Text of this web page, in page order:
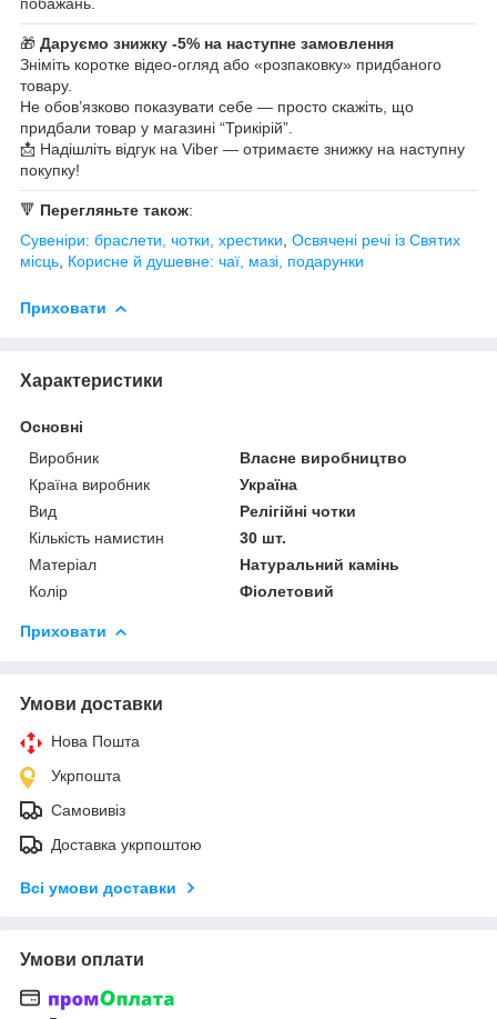
🎁 Даруємо знижку -5% на наступне замовлення
Зніміть коротке відео-огляд або «розпаковку» придбаного
товару.
Не обов’язково показувати себе — просто скажіть, що
придбали товар у магазині “Трикірій”.
📩 Надішліть відгук на Viber — отримаєте знижку на наступну
покупку!
🔻 Перегляньте також:
Сувеніри: браслети, чотки, хрестики Освячені речі із Святих
місць Корисне й душевне: чаї, мазі, подарунки
Приховати
Характеристики
Основні
Виробник
Власне виробництво
Країна виробник
Україна
Вид
Релігійні чотки
Кількість намистин
30 шт.
Матеріал
Натуральний камінь
Колір
Фіолетовий
Приховати
Умови доставки
Нова Пошта
Укрпошта
Самовивіз
Доставка укрпоштою
Всі умови доставки
Умови оплати